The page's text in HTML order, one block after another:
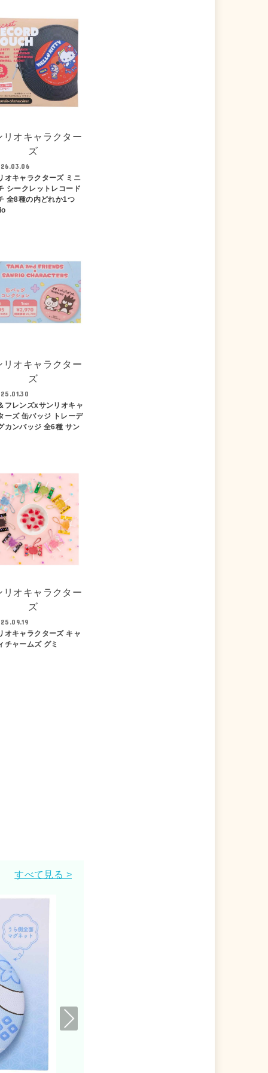
リオキャラクター
ズ
オキャラクターズ ミニ
シークレットレコード
全8種の内どれか1つ
リオキャラクター
ズ
フレンズxサンリオキャ
ーズ 缶バッジ トレーデ
カンバッジ 全6種 サン
リオキャラクター
ズ
オキャラクターズ キャ
チャームズ グミ
すべて見る >
Nex